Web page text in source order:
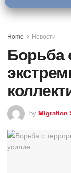
Home Новости
Борьба
by Migration